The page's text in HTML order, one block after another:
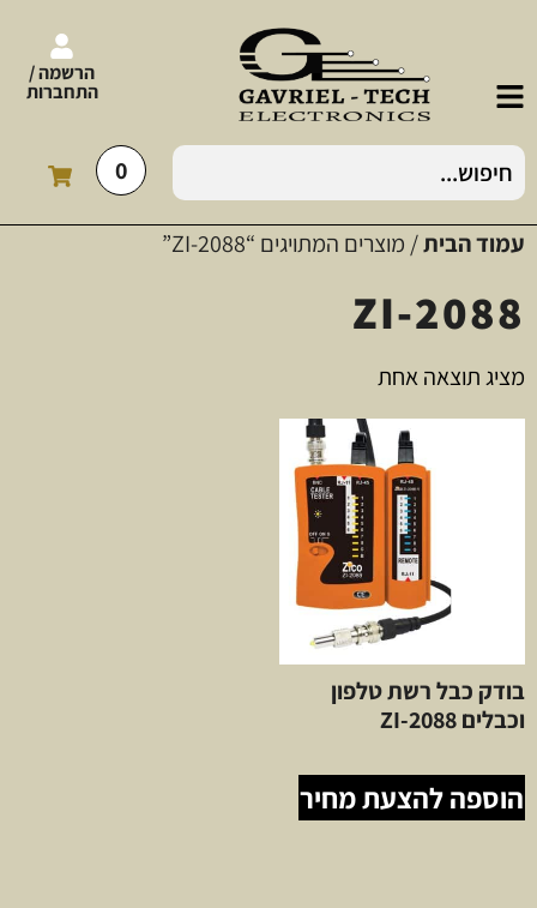
הרשמה /
התחברות
0
עמוד הבית/ מוצרים המתויגים “ZI-2088”
ZI-2088
מציג תוצאה אחת
בודק כבל רשת טלפון
וכבלים ZI-2088
הוספה להצעת מחיר